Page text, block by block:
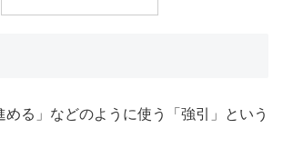
める」などのように使う「強引」という